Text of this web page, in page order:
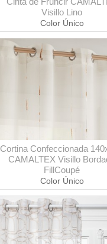
Visillo Lino
Color Único
Cortina Confeccionada
CAMALTEX Visillo
FillCoupé
Color Único